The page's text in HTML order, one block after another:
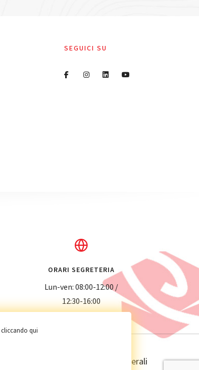
SEGUICI SU
ORARI SEGRETERIA
Lun-ven: 08:00-12:00 /
12:30-16:00
Condizioni generali
cliccando qui